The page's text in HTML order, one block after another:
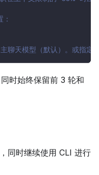
主聊天模型（默认）。或
时始终保留前 3 轮和
同时继续使用 CLI 进行